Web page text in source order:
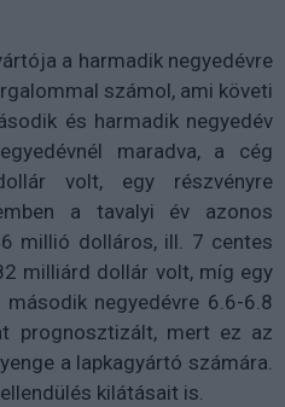
a harmadik negyedévre
számol, ami követi
és harmadik negyedév
maradva, a cég
volt, egy részvényre
a tavalyi év azonos
millió dolláros, ill. 7 centes
milliárd dollár volt, míg egy
negyedévre 6.6-6.8
prognosztizált, mert ez az
a lapkagyártó számára.
kilátásait is.